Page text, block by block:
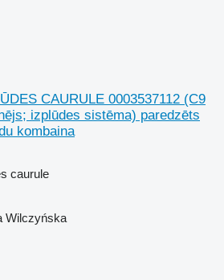
CAURULE 0003537112 (C9
izplūdes sistēma) paredzēts
kombaina
caurule
Wilczyńska